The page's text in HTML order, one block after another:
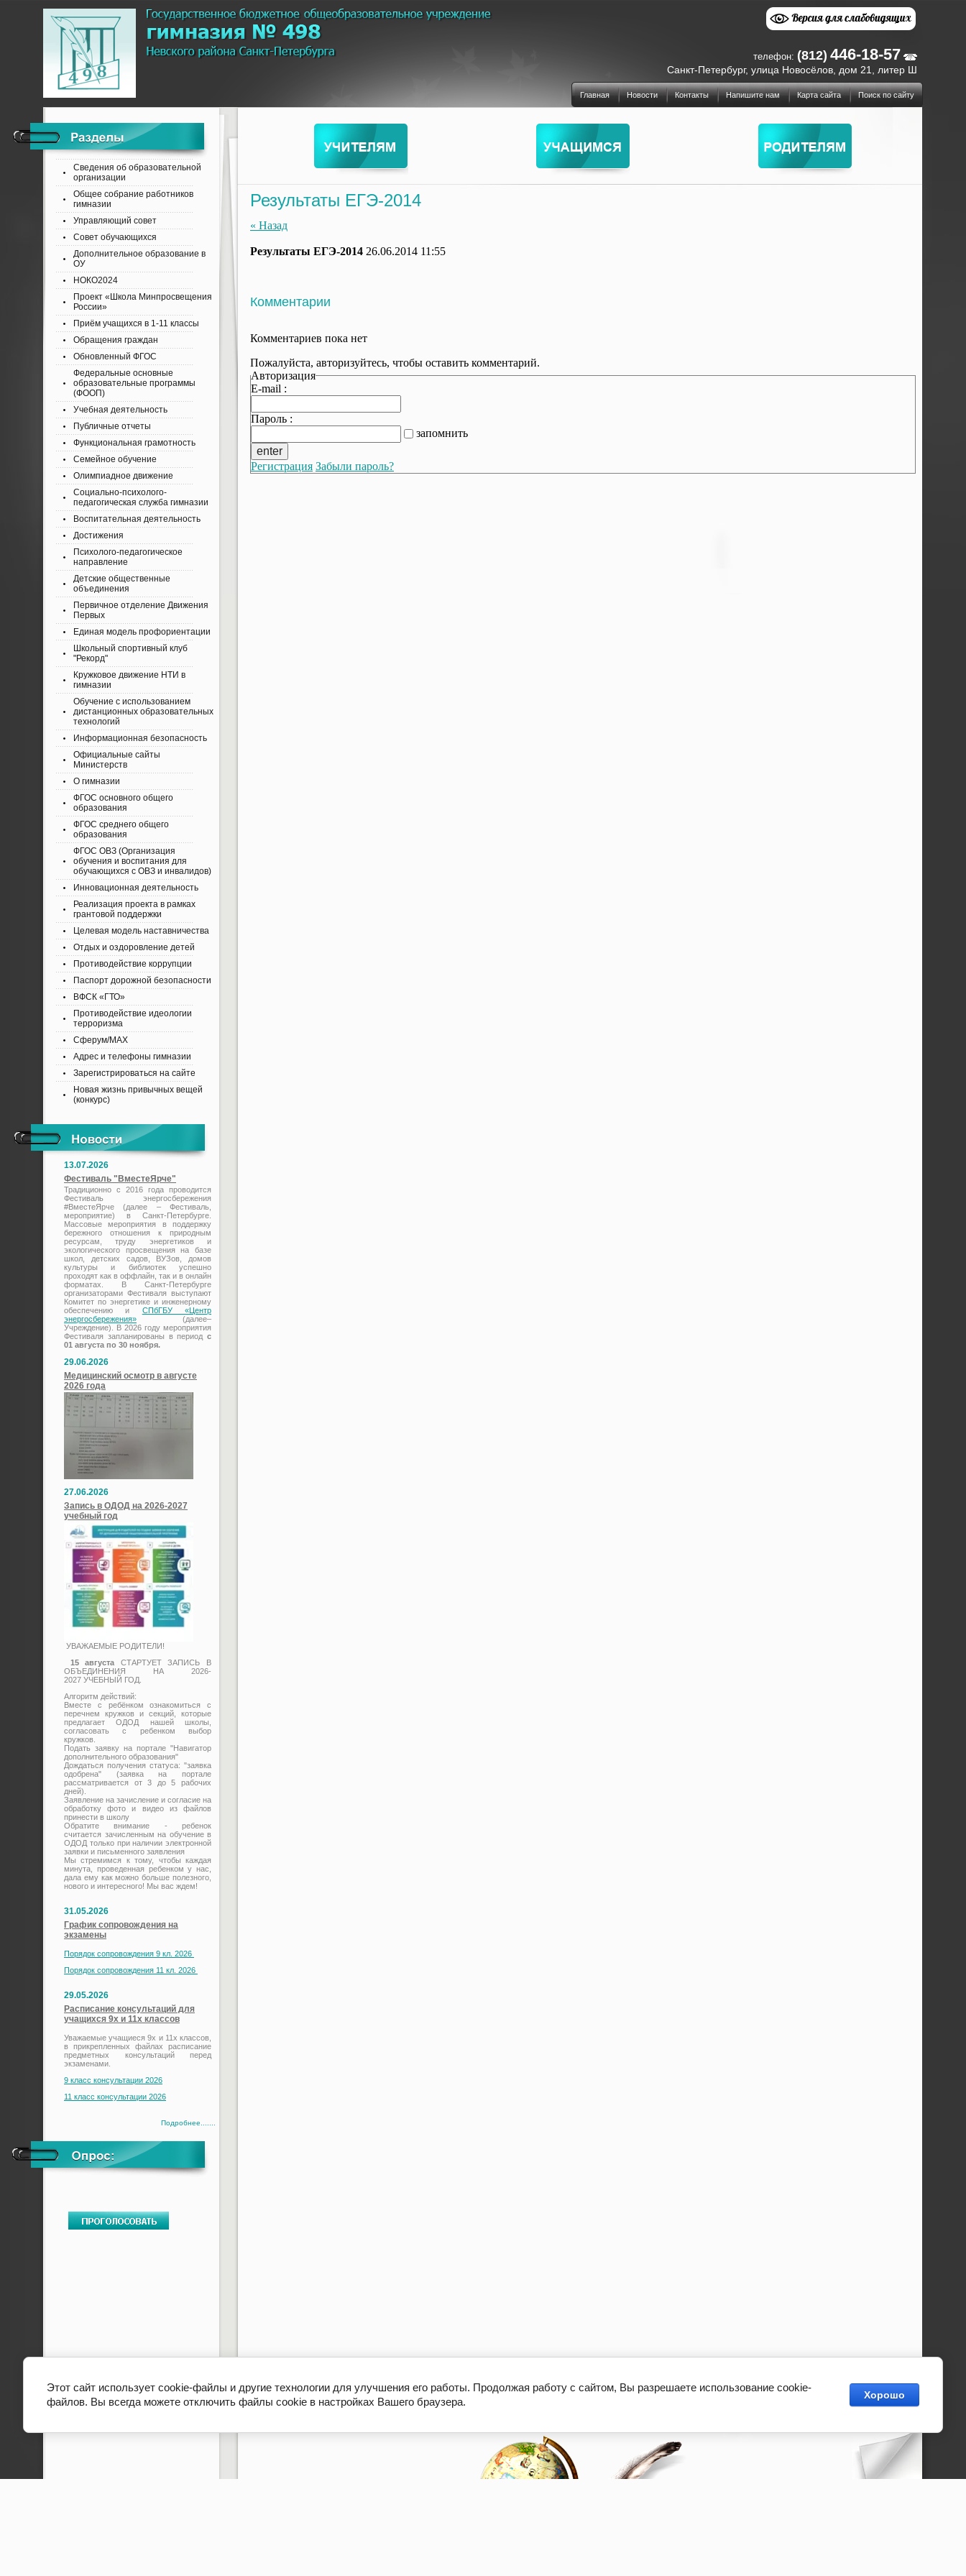
телефон: (812) 446-18-57
Санкт-Петербург, улица Новосёлов, дом 21, литер Ш
Главная Новости Контакты Напишите нам Карта сайта Поиск по сайту
Результаты ЕГЭ-2014
« Назад
Результаты ЕГЭ-2014 26.06.2014 11:55
Комментарии
Комментариев пока нет
Пожалуйста, авторизуйтесь, чтобы оставить комментарий.
Авторизация
E-mail :
Пароль :
запомнить
Регистрация Забыли пароль?
Сведения об образовательной
организации
Общее собрание работников
гимназии
Управляющий совет
Совет обучающихся
Дополнительное образование в
ОУ
НОКО2024
Проект «Школа Минпросвещения
России»
Приём учащихся в 1-11 классы
Обращения граждан
Обновленный ФГОС
Федеральные основные
образовательные программы
(ФООП)
Учебная деятельность
Публичные отчеты
Функциональная грамотность
Семейное обучение
Олимпиадное движение
Социально-психолого-
педагогическая служба гимназии
Воспитательная деятельность
Достижения
Психолого-педагогическое
направление
Детские общественные
объединения
Первичное отделение Движения
Первых
Единая модель профориентации
Школьный спортивный клуб
"Рекорд"
Кружковое движение НТИ в
гимназии
Обучение с использованием
дистанционных образовательных
технологий
Информационная безопасность
Официальные сайты
Министерств
О гимназии
ФГОС основного общего
образования
ФГОС среднего общего
образования
ФГОС ОВЗ (Организация
обучения и воспитания для
обучающихся с ОВЗ и инвалидов)
Инновационная деятельность
Реализация проекта в рамках
грантовой поддержки
Целевая модель наставничества
Отдых и оздоровление детей
Противодействие коррупции
Паспорт дорожной безопасности
ВФСК «ГТО»
Противодействие идеологии
терроризма
Сферум/MAX
Адрес и телефоны гимназии
Зарегистрироваться на сайте
Новая жизнь привычных вещей
(конкурс)
13.07.2026
Фестиваль "ВместеЯрче"
Традиционно с 2016 года проводится
Фестиваль энергосбережения
#ВместеЯрче (далее – Фестиваль,
мероприятие) в Санкт-Петербурге.
Массовые мероприятия в поддержку
бережного отношения к природным
ресурсам, труду энергетиков и
экологического просвещения на базе
школ, детских садов, ВУЗов, домов
культуры и библиотек успешно
проходят как в оффлайн, так и в онлайн
форматах. В Санкт-Петербурге
организаторами Фестиваля выступают
Комитет по энергетике и инженерному
обеспечению и СПбГБУ «Центр
энергосбережения» (далее–
Учреждение). В 2026 году мероприятия
Фестиваля запланированы в период с
01 августа по 30 ноября.
29.06.2026
Медицинский осмотр в августе
2026 года
27.06.2026
Запись в ОДОД на 2026-2027
учебный год
УВАЖАЕМЫЕ РОДИТЕЛИ!
15 августа СТАРТУЕТ ЗАПИСЬ В
ОБЪЕДИНЕНИЯ НА 2026-
2027 УЧЕБНЫЙ ГОД.
Алгоритм действий:
Вместе с ребёнком ознакомиться с
перечнем кружков и секций, которые
предлагает ОДОД нашей школы,
согласовать с ребенком выбор
кружков.
Подать заявку на портале "Навигатор
дополнительного образования"
Дождаться получения статуса: "заявка
одобрена" (заявка на портале
рассматривается от 3 до 5 рабочих
дней).
Заявление на зачисление и согласие на
обработку фото и видео из файлов
принести в школу
Обратите внимание - ребенок
считается зачисленным на обучение в
ОДОД только при наличии электронной
заявки и письменного заявления
Мы стремимся к тому, чтобы каждая
минута, проведенная ребенком у нас,
дала ему как можно больше полезного,
нового и интересного! Мы вас ждем!
31.05.2026
График сопровождения на
экзамены
Порядок сопровождения 9 кл. 2026
Порядок сопровождения 11 кл. 2026
29.05.2026
Расписание консультаций для
учащихся 9х и 11х классов
Уважаемые учащиеся 9х и 11х классов,
в прикрепленных файлах расписание
предметных консультаций перед
экзаменами.
9 класс консультации 2026
11 класс консультации 2026
Подробнее.......
Этот сайт использует cookie-файлы и другие технологии для улучшения его работы. Продолжая работу с сайтом, Вы разрешаете использование cookie-
файлов. Вы всегда можете отключить файлы cookie в настройках Вашего браузера.
Хорошо